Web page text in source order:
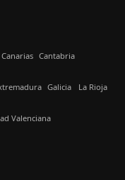
Canarias Cantabria
Galicia La Rioja
Valenciana